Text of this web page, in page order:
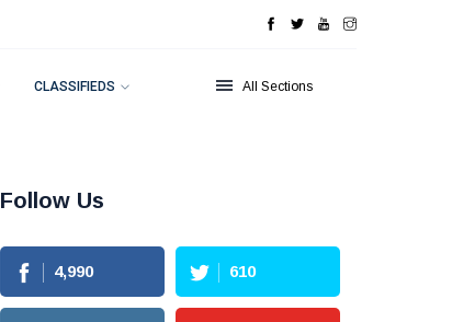
CLASSIFIEDS All Sections
Follow Us
4,990 610